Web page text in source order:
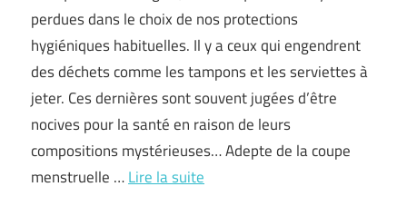
perdues dans le choix de nos protections
hygiéniques habituelles. Il y a ceux qui engendrent
des déchets comme les tampons et les serviettes à
jeter. Ces dernières sont souvent jugées d’être
nocives pour la santé en raison de leurs
compositions mystérieuses… Adepte de la coupe
menstruelle …Lire la suite